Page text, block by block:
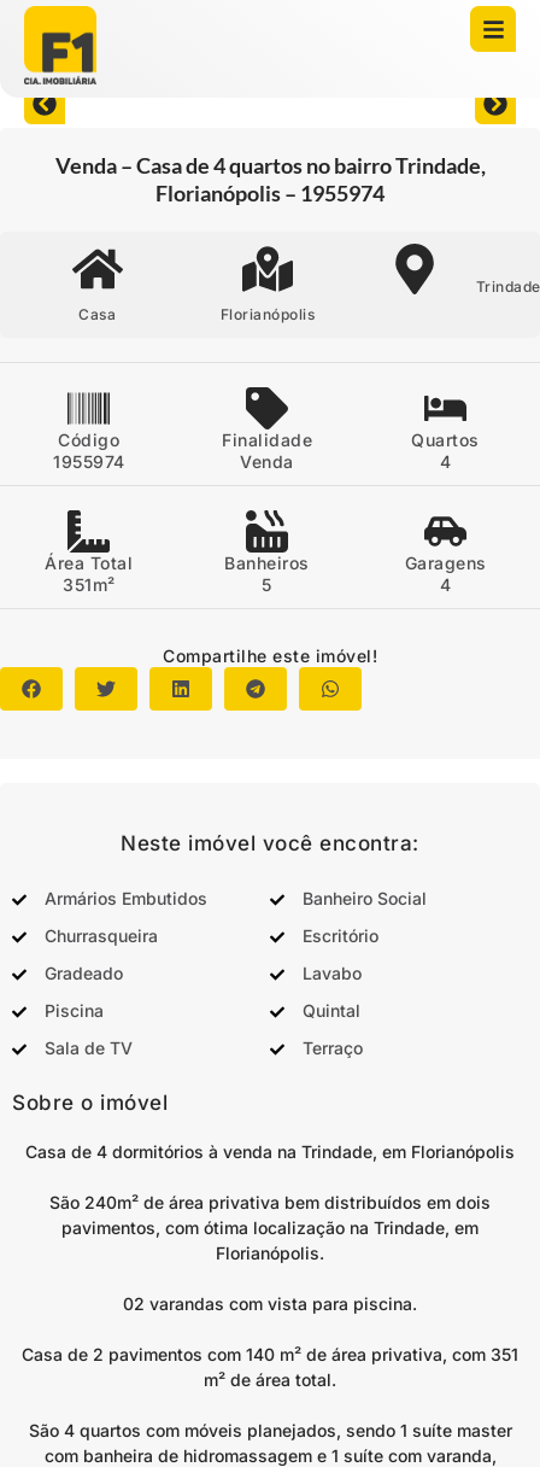
Venda – Casa de 4 quartos no bairro Trindade,
Florianópolis – 1955974
Casa Florianópolis
Trindade
Código
1955974
Finalidade
Venda
Quartos
4
Área Total
351m²
Banheiros
5
Garagens
4
Compartilhe este imóvel!
Neste imóvel você encontra:
Armários Embutidos
Banheiro Social
Churrasqueira
Escritório
Gradeado
Lavabo
Piscina
Quintal
Sala de TV
Terraço
Sobre o imóvel
Casa de 4 dormitórios à venda na Trindade, em Florianópolis
São 240m² de área privativa bem distribuídos em dois
pavimentos, com ótima localização na Trindade, em
Florianópolis.
02 varandas com vista para piscina.
Casa de 2 pavimentos com 140 m² de área privativa, com 351
m² de área total.
São 4 quartos com móveis planejados, sendo 1 suíte master
com banheira de hidromassagem e 1 suíte com varanda,